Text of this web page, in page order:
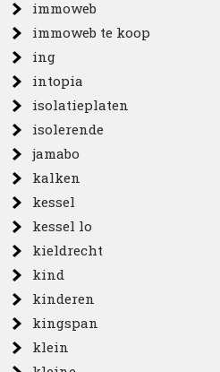
immoweb
immoweb te koop
ing
intopia
isolatieplaten
isolerende
jamabo
kalken
kessel
kessel lo
kieldrecht
kind
kinderen
kingspan
klein